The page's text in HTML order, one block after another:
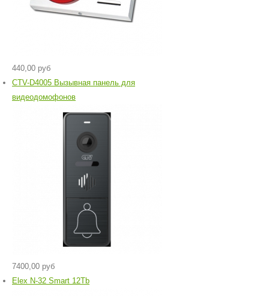
440,00 руб
CTV-D4005 Вызывная панель для
видеодомофонов
7400,00 руб
Elex N-32 Smart 12Tb